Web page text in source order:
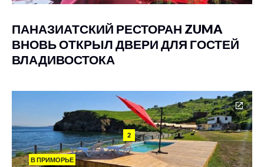
ПАНАЗИАТСКИЙ РЕСТОРАН ZUMA
ВНОВЬ ОТКРЫЛ ДВЕРИ ДЛЯ ГОСТЕЙ
ВЛАДИВОСТОКА
2
В ПРИМОРЬЕ